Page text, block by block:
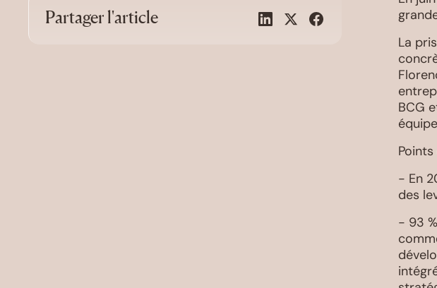
Partager l'article
La
BCG
- En
des
- 93